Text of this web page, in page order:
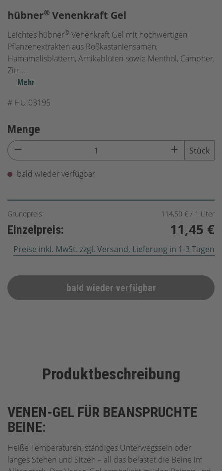
hübner® Venenkraft Gel
Leichtes hübner® Venenkraft Gel mit hochwertigen
Pflanzenextrakten aus Roßkastaniensamen,
Hamamelisblättern, Arnikablüten sowie Menthol, Campher,
Zitr ...
Mehr
# HU.03195
Menge
Stück
bald wieder verfügbar
Grundpreis: 114,50 € / 1 Liter
Einzelpreis: 11,45 €
Preise inkl. MwSt. zzgl. Versand, Lieferung in 1-3 Tagen
bald wieder verfügbar
Produktbeschreibung
VENEN-GEL FÜR BEANSPRUCHTE
BEINE:
Heiße Temperaturen, ständiges Unterwegssein oder
langes Stehen und Sitzen – all das belastet die Beine im